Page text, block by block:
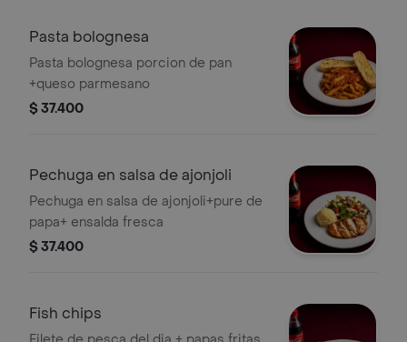
Pasta bolognesa
Pasta bolognesa porcion de pan
+queso parmesano
$ 37.400
Pechuga en salsa de ajonjoli
Pechuga en salsa de ajonjoli+pure de
papa+ ensalda fresca
$ 37.400
Fish chips